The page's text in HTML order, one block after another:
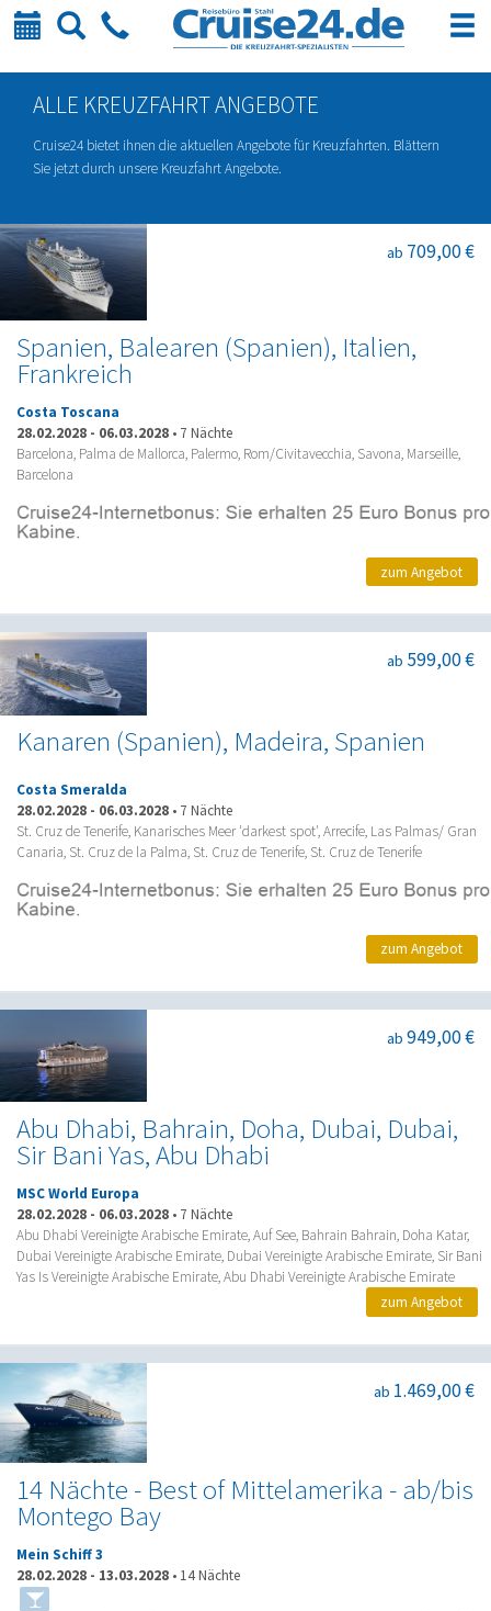
Kalender
SucheTelefon
ALLE KREUZFAHRT ANGEBOTE
Cruise24 bietet ihnen die aktuellen Angebote für Kreuzfahrten. Blättern
Sie jetzt durch unsere Kreuzfahrt Angebote.
Spanien, Balearen (Spanien), Italien,
Frankreich
ab 709,00 €
Costa Toscana
28.02.2028 - 06.03.2028 • 7 Nächte
Barcelona, Palma de Mallorca, Palermo, Rom/Civitavecchia, Savona, Marseille,
Barcelona
zum Angebot
Kanaren (Spanien), Madeira, Spanien
ab 599,00 €
Costa Smeralda
28.02.2028 - 06.03.2028 • 7 Nächte
St. Cruz de Tenerife, Kanarisches Meer 'darkest spot', Arrecife, Las Palmas/ Gran
Canaria, St. Cruz de la Palma, St. Cruz de Tenerife, St. Cruz de Tenerife
zum Angebot
Abu Dhabi, Bahrain, Doha, Dubai, Dubai,
Sir Bani Yas, Abu Dhabi
ab 949,00 €
MSC World Europa
28.02.2028 - 06.03.2028 • 7 Nächte
Abu Dhabi Vereinigte Arabische Emirate, Auf See, Bahrain Bahrain, Doha Katar,
Dubai Vereinigte Arabische Emirate, Dubai Vereinigte Arabische Emirate, Sir Bani
Yas Is Vereinigte Arabische Emirate, Abu Dhabi Vereinigte Arabische Emirate
zum Angebot
14 Nächte - Best of Mittelamerika - ab/bis
Montego Bay
ab 1.469,00 €
Mein Schiff 3
28.02.2028 - 13.03.2028 • 14 Nächte